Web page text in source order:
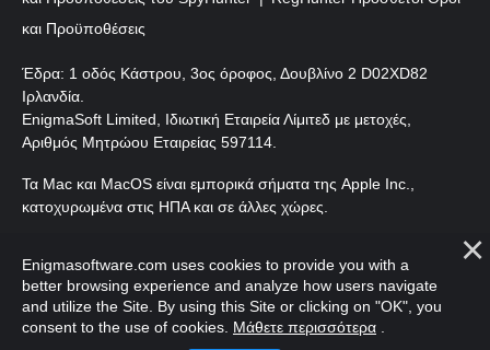
και Προϋποθέσεις
Έδρα: 1 οδός Κάστρου, 3ος όροφος, Δουβλίνο 2 D02XD82
Ιρλανδία.
EnigmaSoft Limited, Ιδιωτική Εταιρεία Λίμιτεδ με μετοχές,
Αριθμός Μητρώου Εταιρείας 597114.
Τα Mac και MacOS είναι εμπορικά σήματα της Apple Inc.,
κατοχυρωμένα στις ΗΠΑ και σε άλλες χώρες.
επιφύλαξη παντός δικαιώματος.
Enigmasoftware.com uses cookies to provide you with a
better browsing experience and analyze how users navigate
and utilize the Site. By using this Site or clicking on "OK", you
consent to the use of cookies. Μάθετε περισσότερα